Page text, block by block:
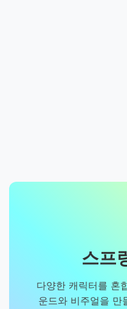
스프
다양한 캐릭터를 혼
운드와 비주얼을 만